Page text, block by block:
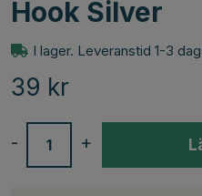
Hook Silver
I lager. Leveranstid 1-3
39 kr
+
-